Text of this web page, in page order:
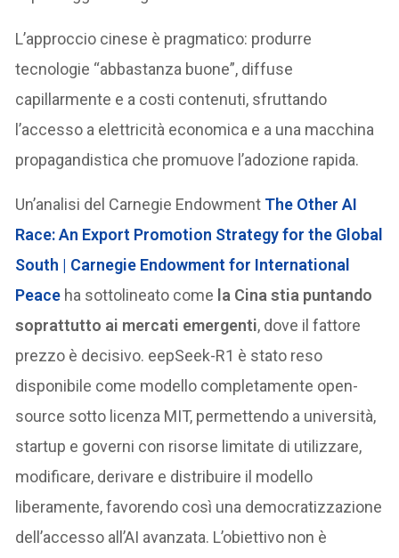
L’approccio cinese è pragmatico: produrre
tecnologie “abbastanza buone”, diffuse
capillarmente e a costi contenuti, sfruttando
l’accesso a elettricità economica e a una macchina
propagandistica che promuove l’adozione rapida.
Un’analisi del Carnegie Endowment The Other AI
Race: An Export Promotion Strategy for the Global
South | Carnegie Endowment for International
Peace ha sottolineato come la Cina stia puntando
soprattutto ai mercati emergenti, dove il fattore
prezzo è decisivo. eepSeek-R1 è stato reso
disponibile come modello completamente open-
source sotto licenza MIT, permettendo a università,
startup e governi con risorse limitate di utilizzare,
modificare, derivare e distribuire il modello
liberamente, favorendo così una democratizzazione
dell’accesso all’AI avanzata. L’obiettivo non è